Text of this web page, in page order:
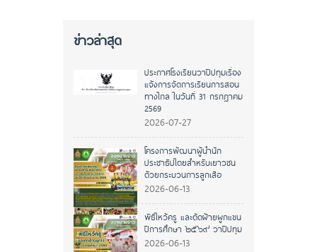
ข่าวล่าสุด
ประกาศโรงเรียนวาปีปทุมเรื่อง
แจ้งการจัดการเรียนการสอน
ทางไกล ในวันที่ 31 กรกฎาคม
2569
2026-07-27
โครงการพัฒนาผู้นำนัก
ประชาธิปไตยสำหรับเยาวชน
ด้วยกระบวนการลูกเสือ
2026-06-13
พิธีไหว้ครู และตัดฝ้ายผูกแขน
ปีการศึกษา ๒๕๖๙ วาปีปทุม
2026-06-13